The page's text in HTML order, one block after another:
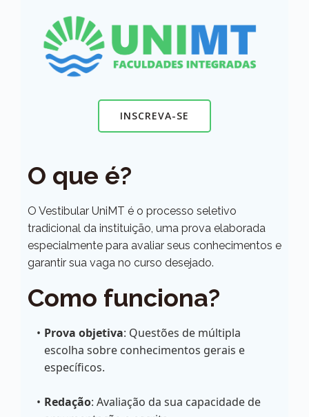
INSCREVA-SE
O que é?
O Vestibular UniMT é o processo seletivo
tradicional da instituição, uma prova elaborada
especialmente para avaliar seus conhecimentos e
garantir sua vaga no curso desejado.
Como funciona?
Prova objetiva: Questões de múltipla
escolha sobre conhecimentos gerais e
específicos.
Redação: Avaliação da sua capacidade de